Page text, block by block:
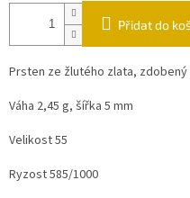
Přidat do
Prsten ze žlutého zlata,
Váha 2,45 g, šířka 5 mm
Velikost 55
Ryzost 585/1000